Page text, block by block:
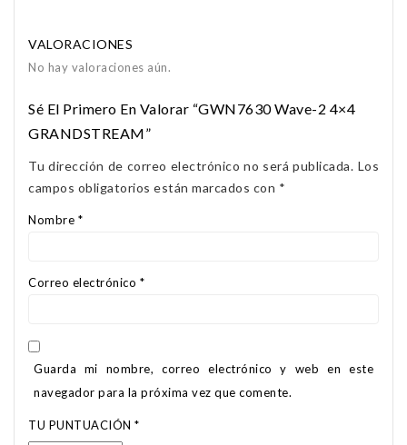
VALORACIONES
No hay valoraciones aún.
Sé El Primero En Valorar “GWN7630 Wave-2 4×4
GRANDSTREAM”
Tu dirección de correo electrónico no será publicada. Los
campos obligatorios están marcados con *
Nombre *
Correo electrónico *
Guarda mi nombre, correo electrónico y web en este
navegador para la próxima vez que comente.
TU PUNTUACIÓN *